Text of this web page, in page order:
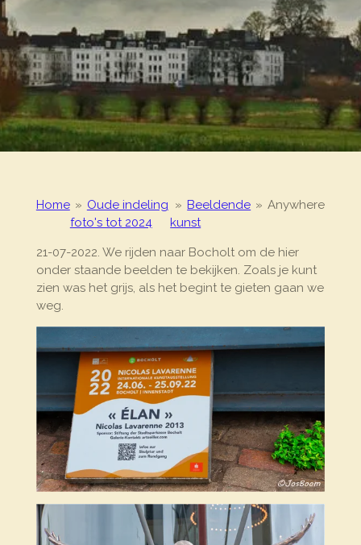
Home » Oude indeling
foto's tot 2024
» Beeldende
kunst
» Anywhere
21-07-2022. We rijden naar Bocholt om de hier
onder staande beelden te bekijken. Zoals je kunt
zien was het grijs, als het begint te gieten gaan we
weg.